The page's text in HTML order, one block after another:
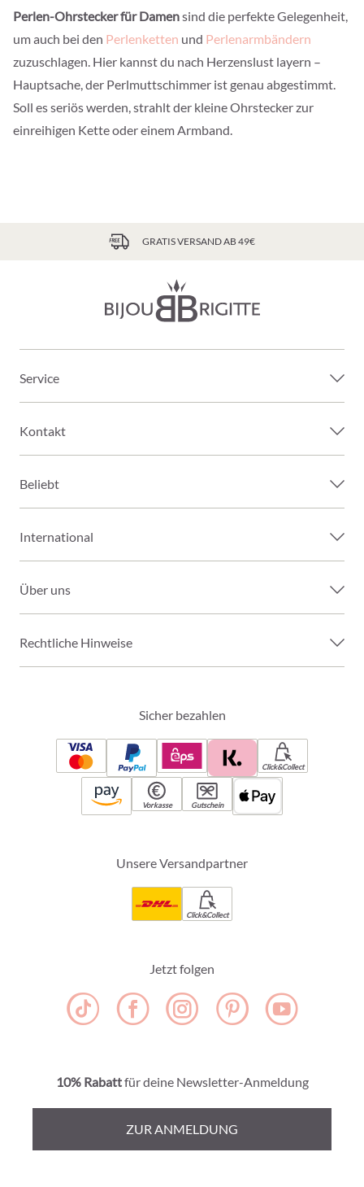
Perlen-Ohrstecker für Damensind die perfekte Gelegenheit,
um auch bei den Perlenketten und Perlenarmbändern
zuzuschlagen. Hier kannst du nach Herzenslust layern –
Hauptsache, der Perlmuttschimmer ist genau abgestimmt.
Soll es seriös werden, strahlt der kleine Ohrstecker zur
einreihigen Kette oder einem Armband.
GRATIS VERSAND AB 49€
Service
Kontakt
Beliebt
International
Über uns
Rechtliche Hinweise
Sicher bezahlen
Click&Collect
Vorkasse Gutschein
Unsere Versandpartner
Click&Collect
Jetzt folgen
10% Rabattfür deine Newsletter-Anmeldung
ZUR ANMELDUNG